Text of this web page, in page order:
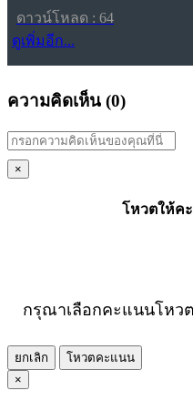
ดาวน์โหลด : 64
ดูเพิ่มอีก...
ความคิดเห็น (0)
×
โหวตให้ค
กรุณาเลือกคะแนนโหวต
ยกเลิก
โหวตคะแนน
×